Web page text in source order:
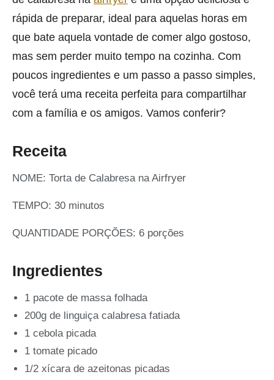
rápida de preparar, ideal para aquelas horas em
que bate aquela vontade de comer algo gostoso,
mas sem perder muito tempo na cozinha. Com
poucos ingredientes e um passo a passo simples,
você terá uma receita perfeita para compartilhar
com a família e os amigos. Vamos conferir?
Receita
NOME: Torta de Calabresa na Airfryer
TEMPO: 30 minutos
QUANTIDADE PORÇÕES: 6 porções
Ingredientes
1 pacote de massa folhada
200g de linguiça calabresa fatiada
1 cebola picada
1 tomate picado
1/2 xícara de azeitonas picadas